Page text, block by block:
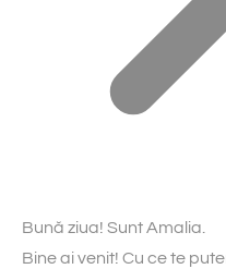
Bună ziua! Sunt Amalia.
Bine ai venit! Cu ce te